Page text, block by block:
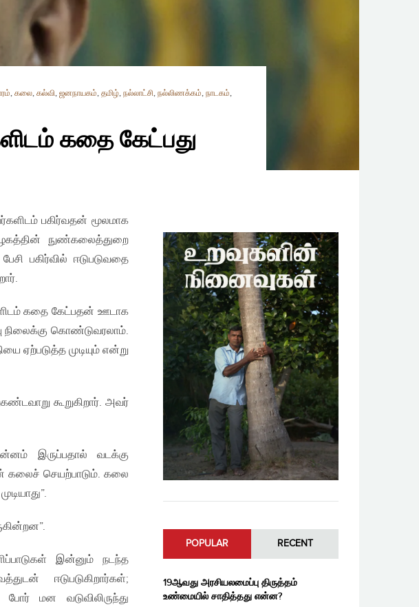
, கலை, கல்வி, ஜனநாயகம், தமிழ், நல்லாட்சி, நல்லிணக்கம், நாடகம்,
கதை கேட்பது
பகிர்வதன் மூலமாக
நுண்கலைத்துறை
பகிர்வில் ஈடுபடுவதை
கதை கேட்பதன் ஊடாக
கொண்டுவரலாம்.
ஏற்படுத்த முடியும் என்று
கூறுகிறார். அவர்
இருப்பதால் வடக்கு
கலைச் செயற்பாடும். கலை
இன்னும் நடந்த
ஈடுபடுகிறார்கள்;
மன வடுவிலிருந்து
POPULAR RECENT
19ஆவது அரசியலமைப்பு திருத்தம்
உண்மையில் சாதித்தது என்ன?